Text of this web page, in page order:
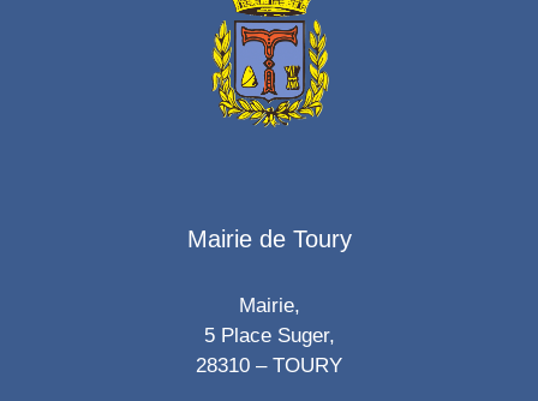
Mairie de Toury
Mairie,
5 Place Suger,
28310 – TOURY